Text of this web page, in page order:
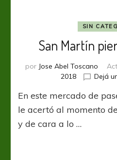
SIN
San Martín
por Jose Abel Toscano
2018
Dejá
En este mercado de
le acertó al momento
y de cara a lo …